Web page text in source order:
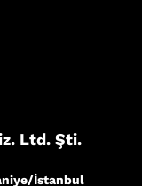
Ltd. Şti.
İstanbul